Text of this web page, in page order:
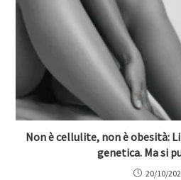
Non è cellulite, non è obesità:
genetica. Ma si
20/10/